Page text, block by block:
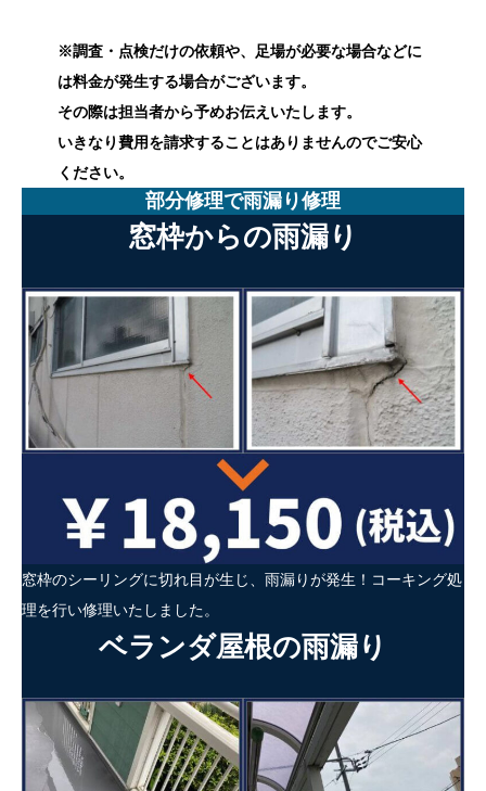
※調査・点検だけの依頼や、足場が必要な場合などに
は料金が発生する場合がございます。
その際は担当者から予めお伝えいたします。
いきなり費用を請求することはありませんのでご安心
ください。
部分修理で雨漏り修理
窓枠からの雨漏り
窓枠のシーリングに切れ目が生じ、雨漏りが発生！コーキング処
理を行い修理いたしました。
ベランダ屋根の雨漏り